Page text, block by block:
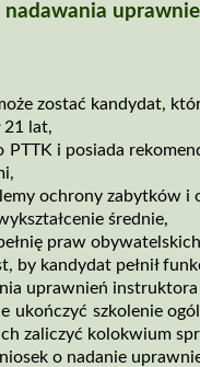
nadawania
zostać kandydat,
21 lat,
PTTK i posiada
ochrony zabytków i
średnie,
praw
by kandydat pełnił
uprawnień
ukończyć szkolenie
zaliczyć kolokwium
o nadanie